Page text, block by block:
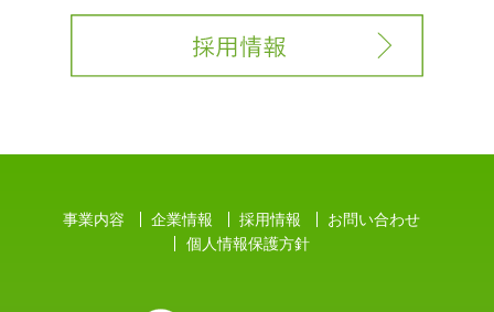
事業内容 企業情報 採用情報
お問い合わせ
個人情報保護方針